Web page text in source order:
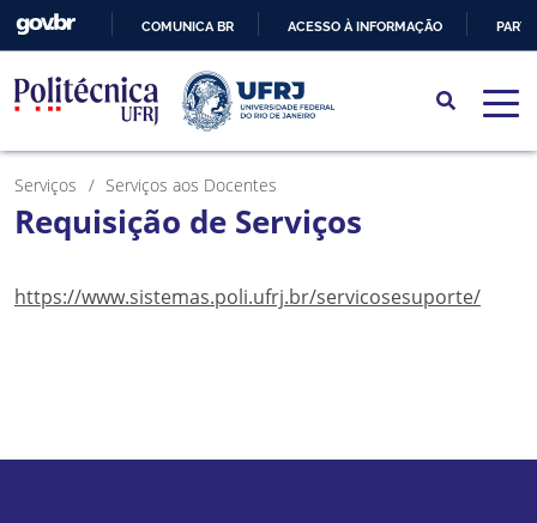
PARA
O
CONTEÚDO
COMUNICA BR ACESSO À INFORMAÇÃO
Serviços Serviços aos Docentes
Requisição de Serviços
https://www.sistemas.poli.ufrj.br/servicosesuporte/